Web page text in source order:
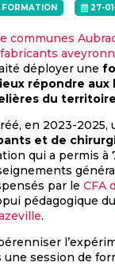
FORMATION 27-
communes
déployer une
répondre aux
du territoire
en 2023-2025,
et de
qui a permis à
par le CFA
pédagogique du
.
une session de